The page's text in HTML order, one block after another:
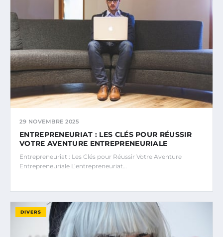
29 NOVEMBRE 2025
ENTREPRENEURIAT : LES CLÉS POUR RÉUSSIR
VOTRE AVENTURE ENTREPRENEURIALE
Entrepreneuriat : Les Clés pour Réussir Votre Aventure
Entrepreneuriale L’entrepreneuriat…
DIVERS